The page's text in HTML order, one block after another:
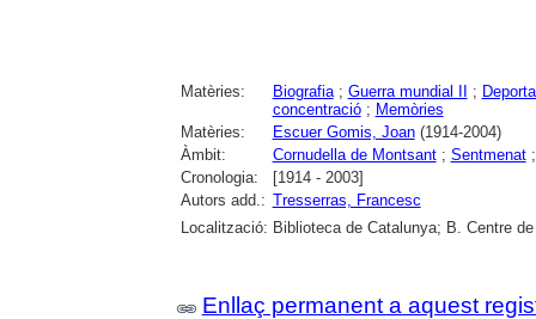
Matèries: Biografia; Guerra mundial II ;
concentració; Memòries
Matèries:
Escuer Gomis, Joan(1914-2004)
Àmbit:
Cornudella de Montsant; Sentmenat
Cronologia:
[1914 - 2003]
Autors add.: Tresserras, Francesc
Localització: Biblioteca de Catalunya; B. Centre
Enllaç permanent a aquest